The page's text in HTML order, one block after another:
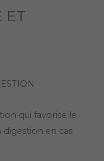
ET
qui favorise le
digestion en cas